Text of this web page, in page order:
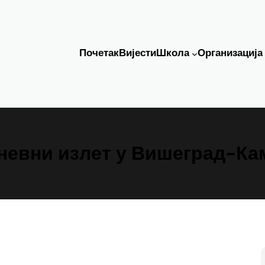
ПочетакВијестиШкола Организација
излет у Вишеград-